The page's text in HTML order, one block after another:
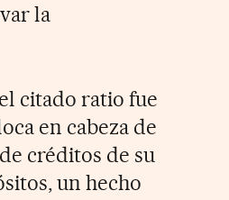
la
citado ratio fue
en cabeza de
créditos de su
un hecho